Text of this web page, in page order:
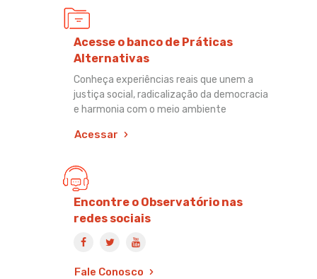
Acesse o banco de Práticas
Alternativas
Conheça experiências reais que unem a
justiça social, radicalização da democracia
e harmonia com o meio ambiente
Acessar
Encontre o Observatório nas
redes sociais
Fale Conosco